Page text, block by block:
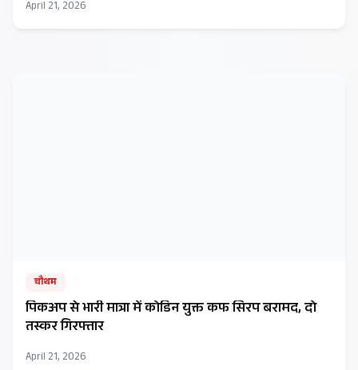
April 21, 2026
चौथम
पिकअप से भारी मात्रा में कोडिन युक्त कफ सिरप बरामद, दो
तस्कर गिरफ्तार
April 21, 2026